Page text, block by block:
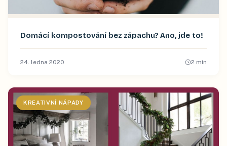
Domácí kompostování bez zápachu? Ano, jde to!
24. ledna 2020 2 min
KREATIVNÍ NÁPADY